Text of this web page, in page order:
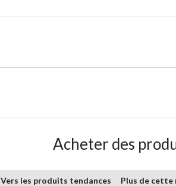
Acheter des
Vers les produits tendances Plus de cette